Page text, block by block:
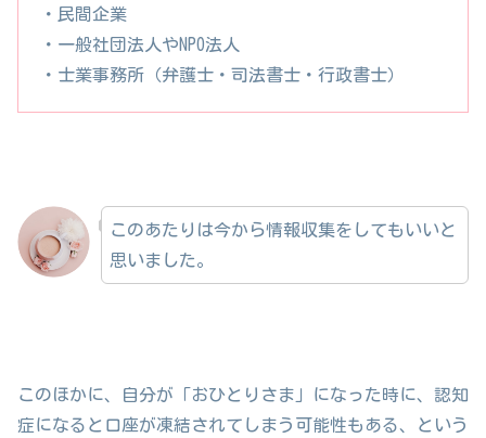
・民間企業
・一般社団法人やNPO法人
・士業事務所（弁護士・司法書士・行政書士）
このあたりは今から情報収集をしてもいいと
思いました。
このほかに、自分が「おひとりさま」になった時に、認知
症になると口座が凍結されてしまう可能性もある、という